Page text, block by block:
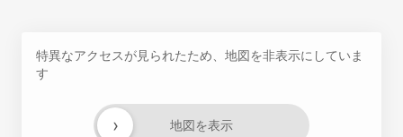
特異なアクセスが見られたため、地図を非表示にしていま
す
地図を表示
›